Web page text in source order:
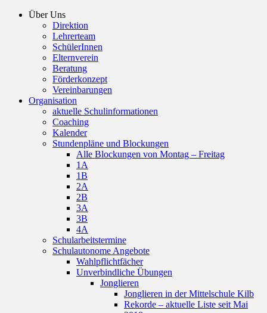
Über Uns
Direktion
Lehrerteam
SchülerInnen
Elternverein
Beratung
Förderkonzept
Vereinbarungen
Organisation
aktuelle Schulinformationen
Coaching
Kalender
Stundenpläne und Blockungen
Alle Blockungen von Montag – Freitag
1A
1B
2A
2B
3A
3B
4A
Schularbeitstermine
Schulautonome Angebote
Wahlpflichtfächer
Unverbindliche Übungen
Jonglieren
Jonglieren in der Mittelschule Kilb
Rekorde – aktuelle Liste seit Mai